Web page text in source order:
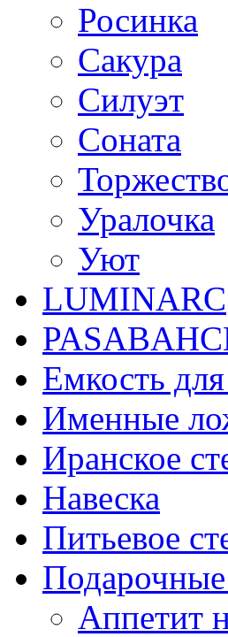
Росинка
Сакура
Силуэт
Соната
Уралочка
Уют
LUMINARC
Емкость
Именные
Иранское
Навеска
Питьевое
Аппетит